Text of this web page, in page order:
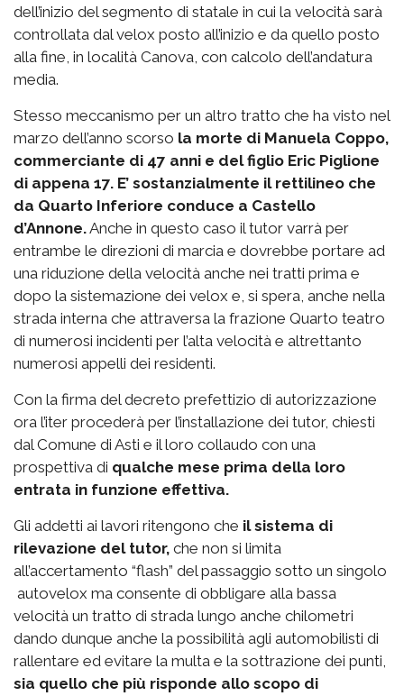
dell’inizio del segmento di statale in cui la velocità sarà
controllata dal velox posto all’inizio e da quello posto
alla fine, in località Canova, con calcolo dell’andatura
media.
Stesso meccanismo per un altro tratto che ha visto nel
marzo dell’anno scorso la morte di Manuela Coppo,
commerciante di 47 anni e del figlio Eric Piglione
di appena 17. E’ sostanzialmente il rettilineo che
da Quarto Inferiore conduce a Castello
d’Annone.Anche in questo caso il tutor varrà per
entrambe le direzioni di marcia e dovrebbe portare ad
una riduzione della velocità anche nei tratti prima e
dopo la sistemazione dei velox e, si spera, anche nella
strada interna che attraversa la frazione Quarto teatro
di numerosi incidenti per l’alta velocità e altrettanto
numerosi appelli dei residenti.
Con la firma del decreto prefettizio di autorizzazione
ora l’iter procederà per l’installazione dei tutor, chiesti
dal Comune di Asti e il loro collaudo con una
prospettiva di qualche mese prima della loro
entrata in funzione effettiva.
Gli addetti ai lavori ritengono che il sistema di
rilevazione del tutor, che non si limita
all’accertamento “flash” del passaggio sotto un singolo
autovelox ma consente di obbligare alla bassa
velocità un tratto di strada lungo anche chilometri
dando dunque anche la possibilità agli automobilisti di
rallentare ed evitare la multa e la sottrazione dei punti,
sia quello che più risponde allo scopo di